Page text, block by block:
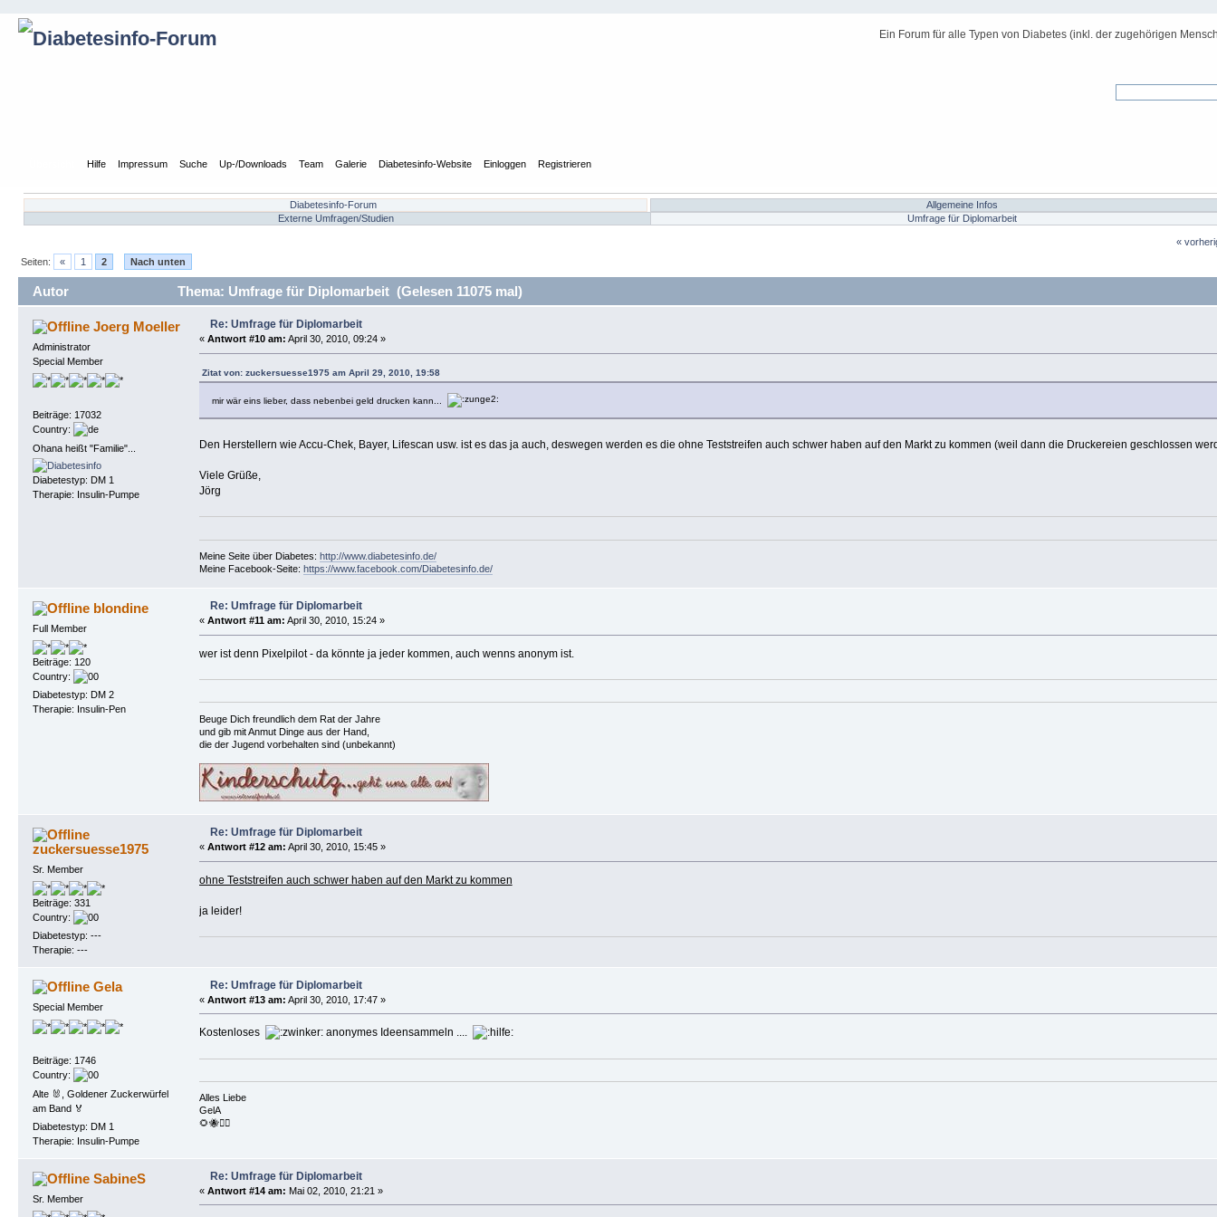
Ein Forum für alle Typen von Diabetes (inkl. der zugehörigen
Hilfe Impressum Suche Up-/Downloads Team Galerie Diabetesinfo-Website Einloggen Registrieren
Diabetesinfo-Forum
Allgemeine Infos
Externe Umfragen/Studien
Umfrage für Diplomarbeit
«
Seiten:
« 1 2 Nach unten
Autor Thema: Umfrage für Diplomarbeit (Gelesen 11075 mal)
Joerg Moeller
Administrator
Special Member
Beiträge: 17032
Country:
Ohana heißt "Familie"...
Diabetestyp: DM 1
Therapie: Insulin-Pumpe
Re: Umfrage für Diplomarbeit
« Antwort #10 am: April 30, 2010, 09:24 »
Zitat von: zuckersuesse1975 am April 29, 2010, 19:58
mir wär eins lieber, dass nebenbei geld drucken kann...
Den Herstellern wie Accu-Chek, Bayer, Lifescan usw. ist es das ja auch, deswegen werden es die ohne Teststreifen auch schwer haben auf den Markt zu kommen (weil dann die Druckereien geschlossen
Viele Grüße,
Jörg
Meine Seite über Diabetes: http://www.diabetesinfo.de/
Meine Facebook-Seite: https://www.facebook.com/Diabetesinfo.de/
blondine
Full Member
Beiträge: 120
Country:
Diabetestyp: DM 2
Therapie: Insulin-Pen
Re: Umfrage für Diplomarbeit
« Antwort #11 am: April 30, 2010, 15:24 »
wer ist denn Pixelpilot - da könnte ja jeder kommen, auch wenns anonym ist.
Beuge Dich freundlich dem Rat der Jahre
und gib mit Anmut Dinge aus der Hand,
die der Jugend vorbehalten sind (unbekannt)
zuckersuesse1975
Sr. Member
Beiträge: 331
Country:
Diabetestyp: ---
Therapie: ---
Re: Umfrage für Diplomarbeit
« Antwort #12 am: April 30, 2010, 15:45 »
ohne Teststreifen auch schwer haben auf den Markt zu kommen
ja leider!
Gela
Special Member
Beiträge: 1746
Country:
Alte 🐰, Goldener Zuckerwürfel
am Band 🏅
Diabetestyp: DM 1
Therapie: Insulin-Pumpe
Re: Umfrage für Diplomarbeit
« Antwort #13 am: April 30, 2010, 17:47 »
Kostenloses anonymes Ideensammeln ....
Alles Liebe
GelA
🌻🐝🏴‍☠️
SabineS
Sr. Member
Re: Umfrage für Diplomarbeit
« Antwort #14 am: Mai 02, 2010, 21:21 »